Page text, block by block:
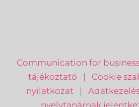
Communication for
tájékoztató | Cookie
nyilatkozat |
nyelvtanárnak